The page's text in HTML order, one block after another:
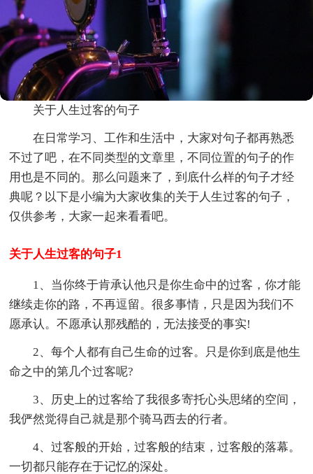
关于人生过客的句子
在日常学习、工作和生活中，大家对句子都再熟悉
不过了吧，在不同类型的文章里，不同位置的句子的作
用也是不同的。那么问题来了，到底什么样的句子才经
典呢？以下是小编为大家收集的关于人生过客的句子，
仅供参考，大家一起来看看吧。
关于人生过客的句子1
1、当你终于肯承认他只是你生命中的过客，你才能
继续走你的路，不再逗留。很多事情，只是因为我们不
愿承认。不愿承认那残酷的，无法接受的事实!
2、每个人都有自己生命的过客。只是你到底是他生
命之中的第几个过客呢?
3、历史上的过客给了我很多寄托心头思绪的空间，
我俨然觉得自己就是那个骑马西去的行者。
4、过客般的开始，过客般的结束，过客般的落幕。
一切都只能存在于记忆的深处。